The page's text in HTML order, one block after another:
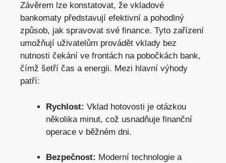
Závěrem lze konstatovat, že vkladové
bankomaty představují efektivní a pohodlný
způsob, jak spravovat své finance. Tyto zařízení
umožňují uživatelům provádět vklady bez
nutnosti čekání ve frontách na pobočkách bank,
čímž šetří čas a energii. Mezi hlavní výhody
patří:
Rychlost: Vklad hotovosti je otázkou
několika minut, což usnadňuje finanční
operace v běžném dni.
Bezpečnost: Moderní technologie a